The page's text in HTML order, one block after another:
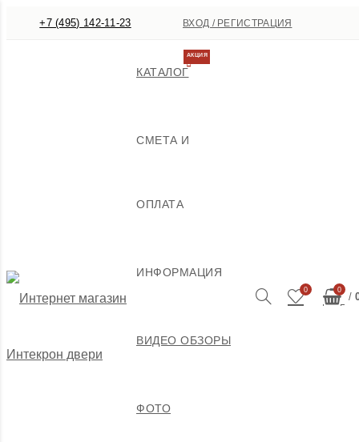
+7 (495) 142-11-23 ВХОД / РЕГИСТРАЦИЯ
КАТАЛОГ
АКЦИЯ
СМЕТА И
ОПЛАТА
ИНФОРМАЦИЯ
ВИДЕО ОБЗОРЫ
ФОТО
0 0
/